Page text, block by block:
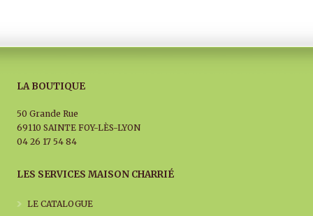
LA BOUTIQUE
50 Grande Rue
69110 SAINTE FOY-LÈS-LYON
04 26 17 54 84
LES SERVICES MAISON CHARRIÉ
LE CATALOGUE